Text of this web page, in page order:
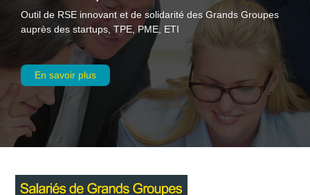
Outil de RSE innovant et de solidarité des Grands Groupes
auprès des startups, TPE, PME, ETI
En savoir plus